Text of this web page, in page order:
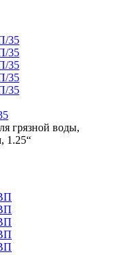
грязной воды,
1.25“